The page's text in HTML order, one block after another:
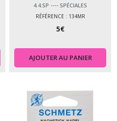
4.4.SP ---- SPÉCIALES
RÉFÉRENCE : 134MR
5€
AJOUTER AU PANIER